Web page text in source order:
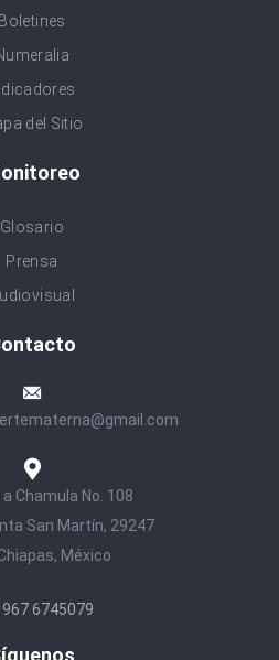
Boletines
del Sitio
Glosario
Prensa
Chamula No. 108
San Martín, 29247
México
6745079